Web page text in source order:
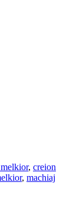
, creion
, machiaj